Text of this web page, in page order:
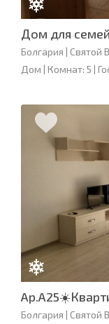
Дом для
Болгария | Святой
Дом | Комнат: 5 |
Болгария | Святой